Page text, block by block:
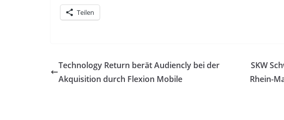
Teilen
Technology Return berät Audiencly bei der
Akquisition durch Flexion Mobile
SKW
Rhein-